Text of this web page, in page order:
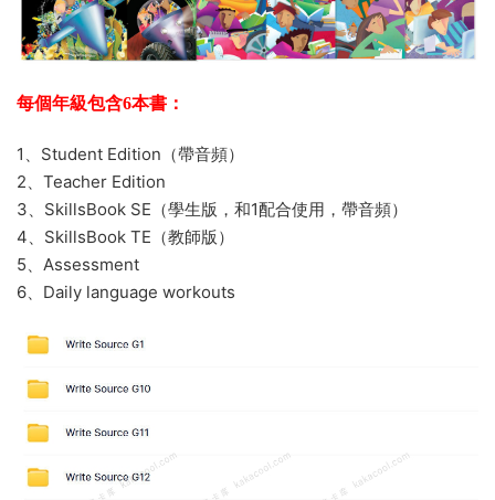
每個年級包含6本書：
1、Student Edition（帶音頻）
2、Teacher Edition
3、SkillsBook SE（學生版，和1配合使用，帶音頻）
4、SkillsBook TE（教師版）
5、Assessment
6、Daily language workouts